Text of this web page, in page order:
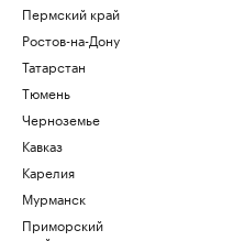
Пермский край
Ростов-на-Дону
Татарстан
Тюмень
Черноземье
Кавказ
Карелия
Мурманск
Приморский